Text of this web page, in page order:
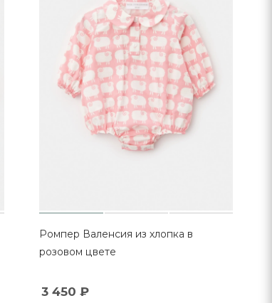
Ромпер Валенсия из хлопка в
розовом цвете
3 450 ₽